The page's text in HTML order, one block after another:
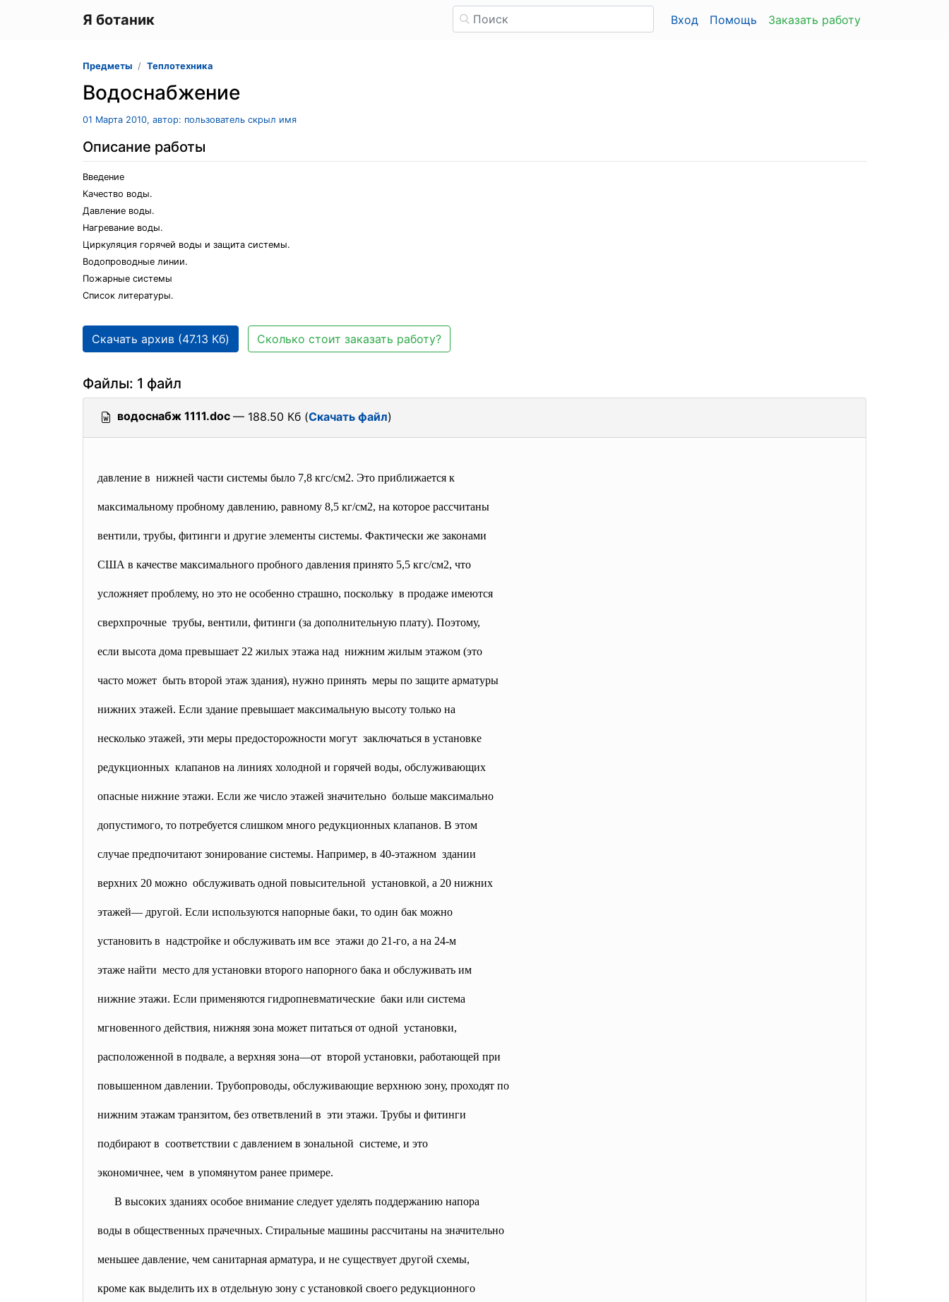
Я ботаник Вход Помощь Заказать работу
Предметы Теплотехника
Водоснабжение
01 Марта 2010, автор: пользователь скрыл имя
Описание работы
Введение
Качество воды.
Давление воды.
Нагревание воды.
Циркуляция горячей воды и защита системы.
Водопроводные линии.
Пожарные системы
Список литературы.
Скачать архив (47.13 Кб) Сколько стоит заказать работу?
Файлы: 1 файл
водоснабж 1111.doc — 188.50 Кб (Скачать файл)
давление в нижней части системы было 7,8 кгс/см2. Это приближается к
максимальному пробному давлению, равному 8,5 кг/см2, на которое рассчитаны
вентили, трубы, фитинги и другие элементы системы. Фактически же законами
США в качестве максимального пробного давления принято 5,5 кгс/см2, что
усложняет проблему, но это не особенно страшно, поскольку в продаже имеются
сверхпрочные трубы, вентили, фитинги (за дополнительную плату). Поэтому,
если высота дома превышает 22 жилых этажа над нижним жилым этажом (это
часто может быть второй этаж здания), нужно принять меры по защите арматуры
нижних этажей. Если здание превышает максимальную высоту только на
несколько этажей, эти меры предосторожности могут заключаться в установке
редукционных клапанов на линиях холодной и горячей воды, обслуживающих
опасные нижние этажи. Если же число этажей значительно больше максимально
допустимого, то потребуется слишком много редукционных клапанов. В этом
случае предпочитают зонирование системы. Например, в 40-этажном здании
верхних 20 можно обслуживать одной повысительной установкой, а 20 нижних
этажей— другой. Если используются напорные баки, то один бак можно
установить в надстройке и обслуживать им все этажи до 21-го, а на 24-м
этаже найти место для установки второго напорного бака и обслуживать им
нижние этажи. Если применяются гидропневматические баки или система
мгновенного действия, нижняя зона может питаться от одной установки,
расположенной в подвале, а верхняя зона—от второй установки, работающей при
повышенном давлении. Трубопроводы, обслуживающие верхнюю зону, проходят по
нижним этажам транзитом, без ответвлений в эти этажи. Трубы и фитинги
подбирают в соответствии с давлением в зональной системе, и это
экономичнее, чем в упомянутом ранее примере.
В высоких зданиях особое внимание следует уделять поддержанию напора
воды в общественных прачечных. Стиральные машины рассчитаны на значительно
меньшее давление, чем санитарная арматура, и не существует другой схемы,
кроме как выделить их в отдельную зону с установкой своего редукционного